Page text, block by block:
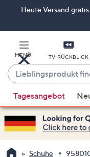
ZumHeute Versand
MENÜ TV-RÜCKBLICK
Lieblingsprodukt
finden
Vorschläge
verfügbar
sind,
verwenden
Sie
Tagesangebot
Schuhe